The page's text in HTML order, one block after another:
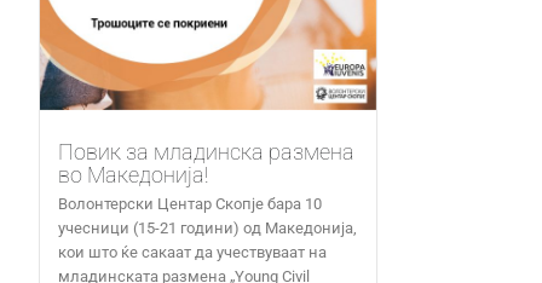
Повик за младинска размена
во Македонија!
Волонтерски Центар Скопје бара 10
учесници (15-21 години) од Македонија,
кои што ќе сакаат да учествуваат на
младинската размена „Young Civil